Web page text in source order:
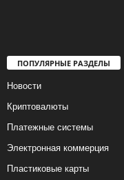
ПОПУЛЯРНЫЕ РАЗДЕЛЫ
Новости
Криптовалюты
Платежные системы
Электронная коммерция
Пластиковые карты